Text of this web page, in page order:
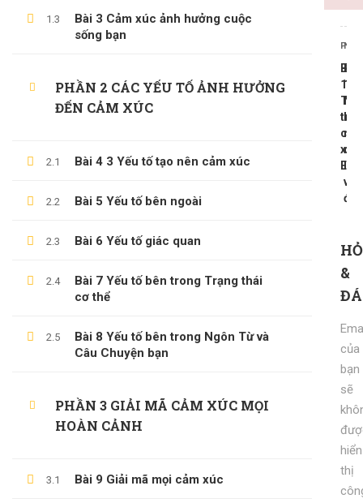
1.3
Bài 3 Cảm xúc ảnh hưởng cuộc
sống bạn
PHẦN 2 CÁC YẾU TỐ ẢNH HƯỞNG
ĐẾN CẢM XÚC
2.1 Bài 4 3 Yếu tố tạo nên cảm xúc
2.2 Bài 5 Yếu tố bên ngoài
2.3 Bài 6 Yếu tố giác quan
2.4
Bài 7 Yếu tố bên trong Trạng thái
cơ thể
2.5
Bài 8 Yếu tố bên trong Ngôn Từ và
Câu Chuyện bạn
PHẦN 3 GIẢI MÃ CẢM XÚC MỌI
HOÀN CẢNH
3.1 Bài 9 Giải mã mọi cảm xúc
PREV
Bài
10
Trí
tuệ
cảm
xúc
EQ
Bài
12
lại
còn
lại
vấn
đề
&
của
bạn
sẽ
hiển
thị
CÔNG NGHỆ THÔNG TIN
KỸ NĂNG MỀM
PHÁT TRIỂN BẢN THÂN
Thần Số Học – Sinh Trắc Vân Tay
500,000 ₫99,000 ₫
600,000 ₫199,000 ₫
KỸ NĂNG KỶ LUẬT BẢN THÂN
600,000 ₫99,000 ₫